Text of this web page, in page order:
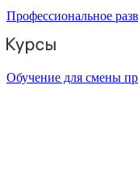
Профессиональное
Обучение для смены